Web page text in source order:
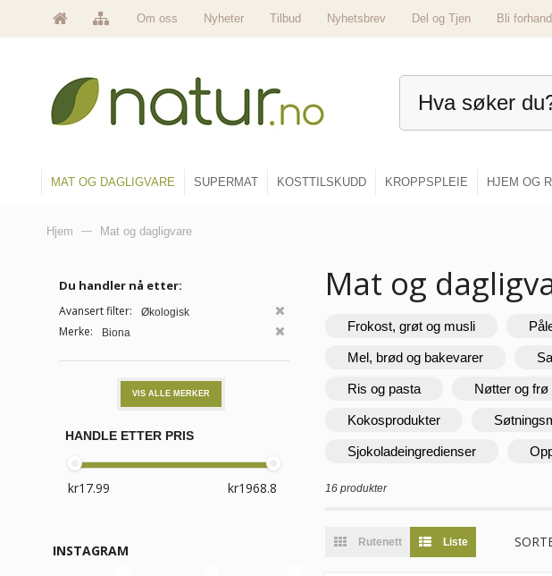
Om oss Nyheter Tilbud Nyhetsbrev Del og Tjen
Bli
MAT OG DAGLIGVARE SUPERMAT KOSTTILSKUDD KROPPSPLEIE HJEM OG
Hjem — Mat og dagligvare
Mat og
Frokost, grøt og musli
Mel, brød og bakevarer
Ris og pasta Nøtter og frø
Kokosprodukter
Sjokoladeingredienser
16 produkter
Rutenett Liste
Du handler nå etter:
Avansert filter: Økologisk
Merke: Biona
VIS ALLE MERKER
HANDLE ETTER PRIS
INSTAGRAM